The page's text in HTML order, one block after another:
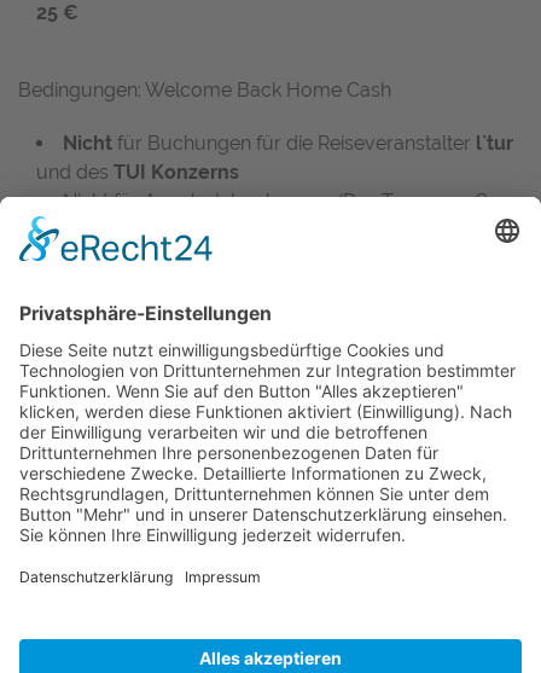
25 €
Bedingungen: Welcome Back Home Cash
Nicht für Buchungen für die Reiseveranstalter l`tur
und des TUI Konzerns
Nicht für Angebotsbuchungen (Das Team von Gay
Maspalomas erstellt ein Angebot welches vom Kunde
gebucht wird)
Stornierungen und Buchungsänderungen
Überweisung erfolgt auf Dein Bankkontonach
Deinem Urlaub
Die Anforderung des Welcome Back Home Cash
inkl. Deinem Namen muss unaufgefordertund bis
spät. 7 Tage nach Rückreise bei uns eingehen
(Sonst verfällt Dein Anspruch auf das Welcome Back
Home Cash)